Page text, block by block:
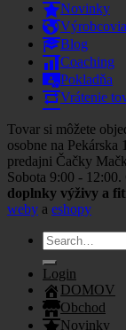
Novinky
Výrobcovia
Blog
Coaching
Pokladňa
Vrátenie
Tovar si môžete
osobne na Pekárska
predajni Čačky
Sobota 9:00 -
doplnky výživy a
weby a eshopy
Search
for:
Login
DOMOV
Obchod
Novinky